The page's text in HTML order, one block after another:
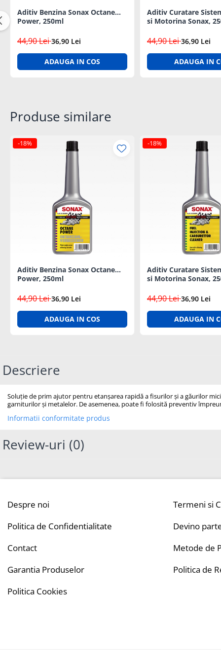
Intretinere si Consumabile
Antigel Auto
Baterii telecomanda
Reparatii Roti
Sigurante Auto
Scule si Echipamente
Chingi si accesorii transport
Depanare Auto
Diagrame Tahograf
Aditiv Benzina Sonax Octane
Power, 250ml
44,90 Lei36,90 Lei
ADAUGA IN COS
Aditiv Curatare
si Motorina Sonax,
44,90 Lei36,90 Lei
ADAUGA IN
Produse similare
-18%
Aditiv Benzina Sonax Octane
Power, 250ml
44,90 Lei36,90 Lei
ADAUGA IN COS
-18%
Aditiv Curatare
si Motorina Sonax,
44,90 Lei36,90 Lei
ADAUGA IN
Descriere
Soluție de prim ajutor pentru etanșarea rapidă a fisurilor și a găurilor
garniturilor și metalelor. De asemenea, poate fi folosită preventiv
Informatii conformitate produs
Review-uri (0)
Despre noi
Politica de Confidentialitate
Contact
Garantia Produselor
Politica Cookies
Termeni si
Devino
Metode de
Politica de